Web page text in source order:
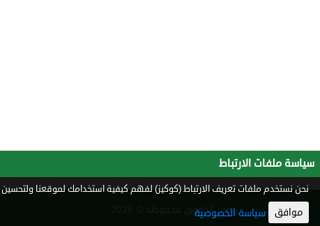
جميع الحقوق محفوظة © 2026
سياسة ملفات الارتباط
نحن نستخدم ملفات تعريف الارتباط (كوكيز) لفهم كيفية استخدامك لموقعنا
موافق سياسة الخصوصية